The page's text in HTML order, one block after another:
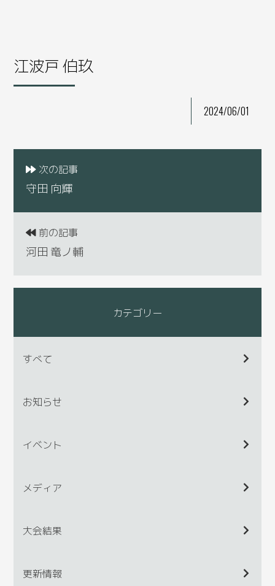
江波戸 伯玖
2024/06/01
次の記事
守田 向輝
前の記事
河田 竜ノ輔
カテゴリー
すべて
お知らせ
イベント
メディア
大会結果
更新情報